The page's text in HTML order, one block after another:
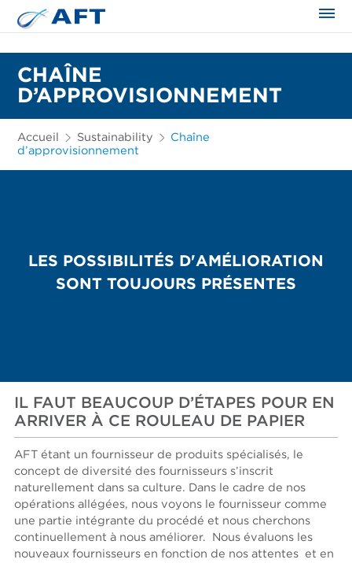
CHAÎNE
D’APPROVISIONNEMENT
Accueil Sustainability
Chaîne
d’approvisionnement
LES POSSIBILITÉS D'AMÉLIORATION
SONT TOUJOURS PRÉSENTES
IL FAUT BEAUCOUP D’ÉTAPES POUR EN
ARRIVER À CE ROULEAU DE PAPIER
AFT étant un fournisseur de produits spécialisés, le
concept de diversité des fournisseurs s’inscrit
naturellement dans sa culture. Dans le cadre de nos
opérations allégées, nous voyons le fournisseur comme
une partie intégrante du procédé et nous cherchons
continuellement à nous améliorer. Nous évaluons les
nouveaux fournisseurs en fonction de nos attentes et en